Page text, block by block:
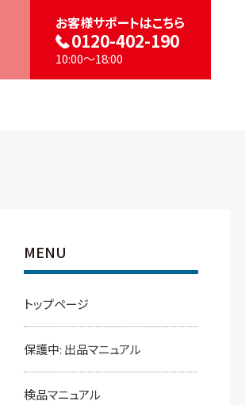
お客様サポートはこちら
0120-402-190
10:00～18:00
MENU
トップページ
保護中: 出品マニュアル
検品マニュアル